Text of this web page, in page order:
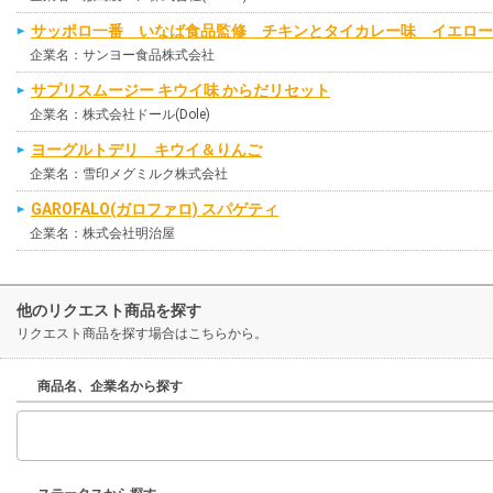
サッポロ一番 いなば食品監修 チキンとタイカレー味 イエロー
企業名：サンヨー食品株式会社
サプリスムージー キウイ味 からだリセット
企業名：株式会社ドール(Dole)
ヨーグルトデリ キウイ＆りんご
企業名：雪印メグミルク株式会社
GAROFALO(ガロファロ) スパゲティ
企業名：株式会社明治屋
他のリクエスト商品を探す
リクエスト商品を探す場合はこちらから。
商品名、企業名から探す